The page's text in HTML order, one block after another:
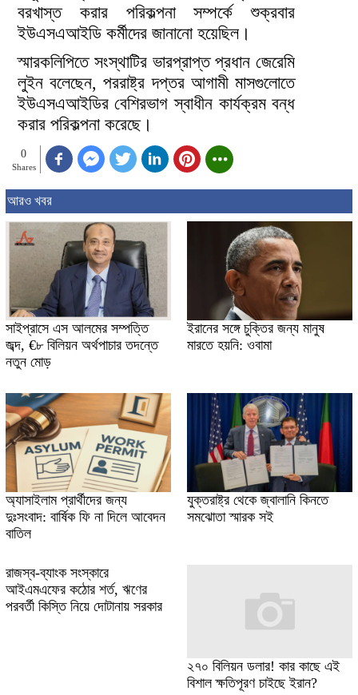
বরখাস্ত করার পরিকল্পনা সম্পর্কে শুক্রবার
ইউএসএআইডি কর্মীদের জানানো হয়েছিল।
স্মারকলিপিতে সংস্থাটির ভারপ্রাপ্ত প্রধান জেরেমি
লুইন বলেছেন, পররাষ্ট্র দপ্তর আগামী মাসগুলোতে
ইউএসএআইডির বেশিরভাগ স্বাধীন কার্যক্রম বন্ধ
করার পরিকল্পনা করেছে।
0
Shares
আরও খবর
সাইপ্রাসে এস আলমের সম্পত্তি
জব্দ, €৮ বিলিয়ন অর্থপাচার তদন্তে
নতুন মোড়
ইরানের সঙ্গে চুক্তির জন্য মানুষ
মারতে হয়নি: ওবামা
অ্যাসাইলাম প্রার্থীদের জন্য
দুঃসংবাদ: বার্ষিক ফি না দিলে আবেদন
বাতিল
যুক্তরাষ্ট্র থেকে জ্বালানি কিনতে
সমঝোতা স্মারক সই
রাজস্ব-ব্যাংক সংস্কারে
আইএমএফের কঠোর শর্ত, ঋণের
পরবর্তী কিস্তি নিয়ে দোটানায় সরকার
২৭০ বিলিয়ন ডলার! কার কাছে এই
বিশাল ক্ষতিপূরণ চাইছে ইরান?